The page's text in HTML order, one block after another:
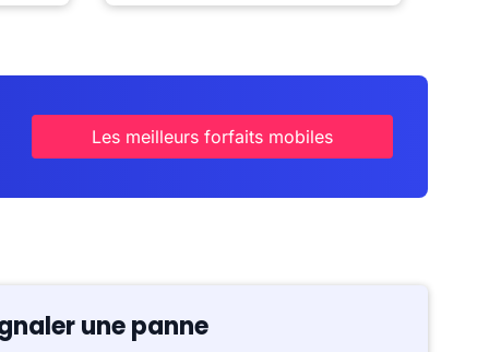
Les meilleurs forfaits mobiles
une panne